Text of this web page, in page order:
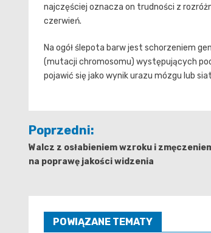
najczęściej oznacza on trudności z
czerwień.
Na ogół ślepota barw jest schorzeniem
(mutacji chromosomu) występujących
pojawić się jako wynik urazu mózgu lub
Nawigacja
wpisu
Poprzedni:
Walcz z osłabieniem wzroku i
na poprawę jakości widzenia
POWIĄZANE TEMATY